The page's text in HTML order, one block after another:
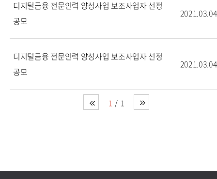
디지털금융 전문인력 양성사업 보조사업자 선정
공모
2021.03.04
디지털금융 전문인력 양성사업 보조사업자 선정
공모
2021.03.04
1 1